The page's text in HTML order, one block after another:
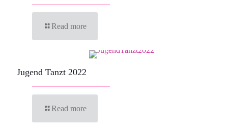
Read more
Jugend Tanzt 2022
Read more